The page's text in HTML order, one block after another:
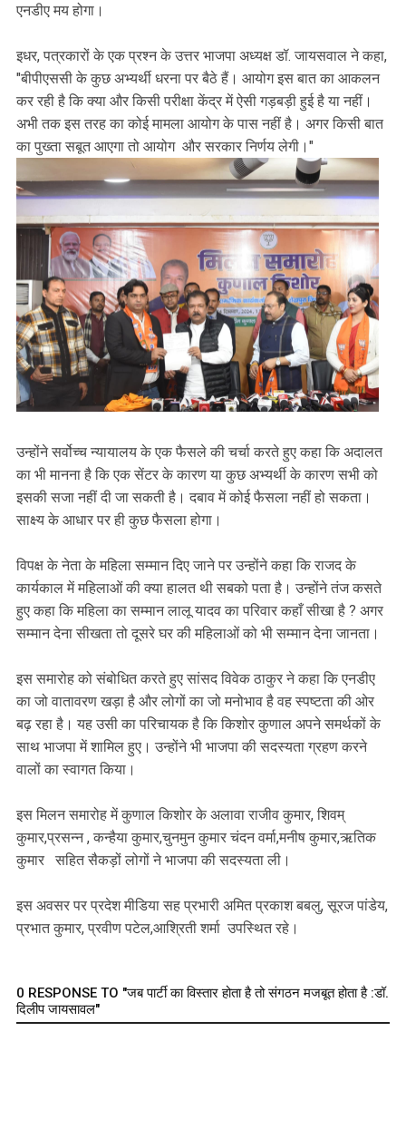
एनडीए मय होगा।
इधर, पत्रकारों के एक प्रश्न के उत्तर भाजपा अध्यक्ष डॉ. जायसवाल ने कहा,
"बीपीएससी के कुछ अभ्यर्थी धरना पर बैठे हैं। आयोग इस बात का आकलन
कर रही है कि क्या और किसी परीक्षा केंद्र में ऐसी गड़बड़ी हुई है या नहीं।
अभी तक इस तरह का कोई मामला आयोग के पास नहीं है। अगर किसी बात
का पुख्ता सबूत आएगा तो आयोग और सरकार निर्णय लेगी।"
उन्होंने सर्वोच्च न्यायालय के एक फैसले की चर्चा करते हुए कहा कि अदालत
का भी मानना है कि एक सेंटर के कारण या कुछ अभ्यर्थी के कारण सभी को
इसकी सजा नहीं दी जा सकती है। दबाव में कोई फैसला नहीं हो सकता।
साक्ष्य के आधार पर ही कुछ फैसला होगा।
विपक्ष के नेता के महिला सम्मान दिए जाने पर उन्होंने कहा कि राजद के
कार्यकाल में महिलाओं की क्या हालत थी सबको पता है। उन्होंने तंज कसते
हुए कहा कि महिला का सम्मान लालू यादव का परिवार कहाँ सीखा है ? अगर
सम्मान देना सीखता तो दूसरे घर की महिलाओं को भी सम्मान देना जानता।
इस समारोह को संबोधित करते हुए सांसद विवेक ठाकुर ने कहा कि एनडीए
का जो वातावरण खड़ा है और लोगों का जो मनोभाव है वह स्पष्टता की ओर
बढ़ रहा है। यह उसी का परिचायक है कि किशोर कुणाल अपने समर्थकों के
साथ भाजपा में शामिल हुए। उन्होंने भी भाजपा की सदस्यता ग्रहण करने
वालों का स्वागत किया।
इस मिलन समारोह में कुणाल किशोर के अलावा राजीव कुमार, शिवम्
कुमार,प्रसन्न , कन्हैया कुमार,चुनमुन कुमार चंदन वर्मा,मनीष कुमार,ऋतिक
कुमार सहित सैकड़ों लोगों ने भाजपा की सदस्यता ली।
इस अवसर पर प्रदेश मीडिया सह प्रभारी अमित प्रकाश बबलु, सूरज पांडेय,
प्रभात कुमार, प्रवीण पटेल,आश्रिती शर्मा उपस्थित रहे।
0 RESPONSE TO "जब पार्टी का विस्तार होता है तो संगठन मजबूत होता है :डॉ.
दिलीप जायसावल"